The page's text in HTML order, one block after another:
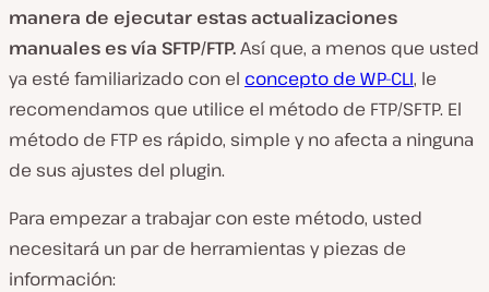
manera de ejecutar estas actualizaciones
manuales es vía SFTP/FTP.Así que, a menos que usted
ya esté familiarizado con el concepto de WP-CLI, le
recomendamos que utilice el método de FTP/SFTP. El
método de FTP es rápido, simple y no afecta a ninguna
de sus ajustes del plugin.
Para empezar a trabajar con este método, usted
necesitará un par de herramientas y piezas de
información: